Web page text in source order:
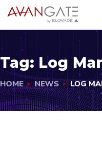
Tag: Log
HOME NEWS LOG